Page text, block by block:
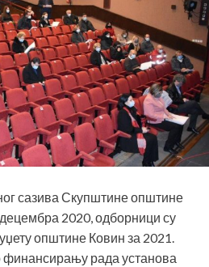
сазива Скупштине општине
2020, одборници су
општине Ковин за 2021.
финансирању рада установа